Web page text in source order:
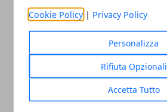
Cookie Policy | Privacy Policy
Personalizza
Rifiuta Opzionali
Accetta Tutto
o un rischio per la salute?